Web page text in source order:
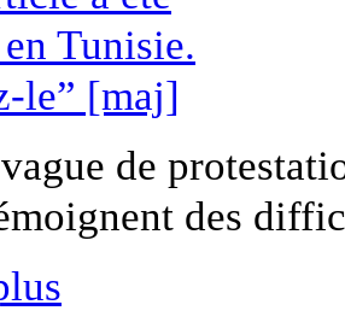
de
des